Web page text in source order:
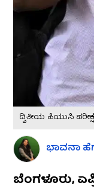
ದ್ವಿತೀಯ ಪಿಯುಸಿ
ಭಾವನಾ
ಬೆಂಗಳೂರು,